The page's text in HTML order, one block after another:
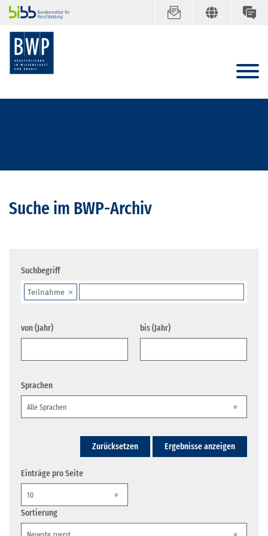
Suche im BWP-Archiv
Suchbegriff
Teilnahme
von (Jahr) bis (Jahr)
Sprachen
Zurücksetzen Ergebnisse anzeigen
Einträge pro Seite
Sortierung